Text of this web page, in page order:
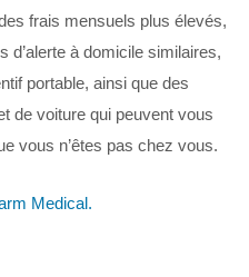
frais mensuels plus élevés,
d’alerte à domicile similaires,
portable, ainsi que des
de voiture qui peuvent vous
vous n’êtes pas chez vous.
Medical.